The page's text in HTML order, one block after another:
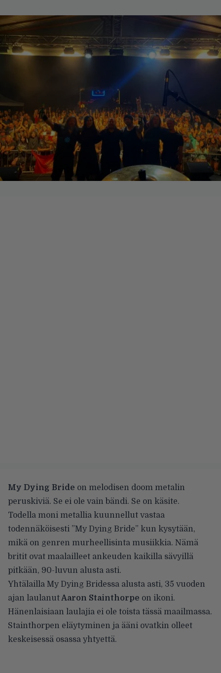
My Dying Bride on melodisen doom metalin
peruskiviä. Se ei ole vain bändi. Se on käsite.
Todella moni metallia kuunnellut vastaa
todennäköisesti ”My Dying Bride” kun kysytään,
mikä on genren murheellisinta musiikkia. Nämä
britit ovat maalailleet ankeuden kaikilla sävyillä
pitkään, 90-luvun alusta asti.
Yhtälailla My Dying Bridessa alusta asti, 35 vuoden
ajan laulanutAaron Stainthorpe on ikoni.
Hänenlaisiaan laulajia ei ole toista tässä maailmassa.
Stainthorpen eläytyminen ja ääni ovatkin olleet
keskeisessä osassa yhtyettä.